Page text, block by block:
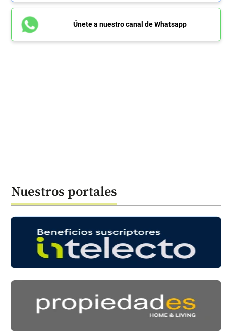
Únete a nuestro canal de Whatsapp
Nuestros portales